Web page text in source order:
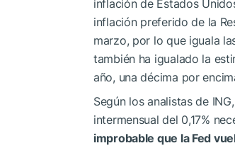
inflación de Estados
inflación preferido de la
marzo, por lo que iguala
también ha igualado la
año, una décima por
Según los analistas de
intermensual del 0,17%
improbable que la Fed